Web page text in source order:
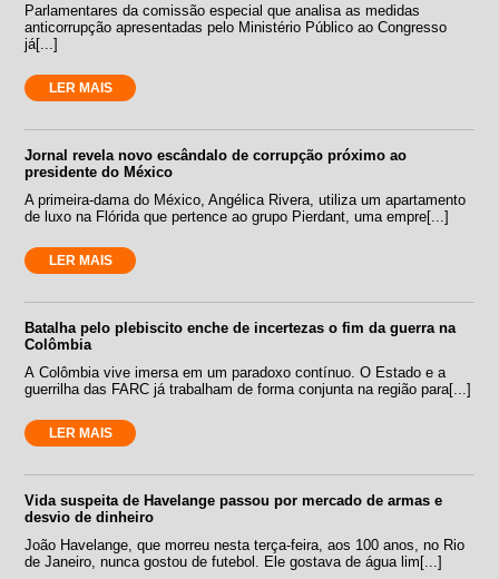
Parlamentares da comissão especial que analisa as medidas
anticorrupção apresentadas pelo Ministério Público ao Congresso
já[...]
LER MAIS
Jornal revela novo escândalo de corrupção próximo ao
presidente do México
A primeira-dama do México, Angélica Rivera, utiliza um apartamento
de luxo na Flórida que pertence ao grupo Pierdant, uma empre[...]
LER MAIS
Batalha pelo plebiscito enche de incertezas o fim da guerra na
Colômbia
A Colômbia vive imersa em um paradoxo contínuo. O Estado e a
guerrilha das FARC já trabalham de forma conjunta na região para[...]
LER MAIS
Vida suspeita de Havelange passou por mercado de armas e
desvio de dinheiro
João Havelange, que morreu nesta terça-feira, aos 100 anos, no Rio
de Janeiro, nunca gostou de futebol. Ele gostava de água lim[...]